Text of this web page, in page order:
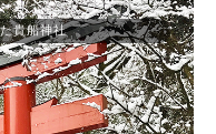
貴船神社